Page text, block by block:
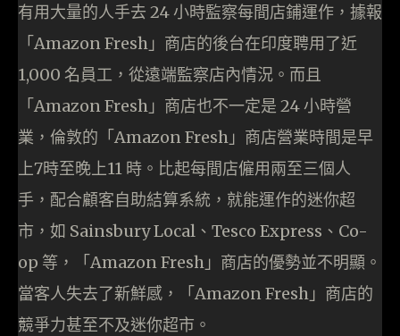
有用大量的人手去 24 小時監察每間店鋪運作，據報
「Amazon Fresh」商店的後台在印度聘用了近
1,000 名員工，從遠端監察店內情況。而且
「Amazon Fresh」商店也不一定是 24 小時營
業，倫敦的「Amazon Fresh」商店營業時間是早
上7時至晚上11 時。比起每間店僱用兩至三個人
手，配合顧客自助結算系統，就能運作的迷你超
市，如 Sainsbury Local、Tesco Express、Co-
op 等，「Amazon Fresh」商店的優勢並不明顯。
當客人失去了新鮮感，「Amazon Fresh」商店的
競爭力甚至不及迷你超市。